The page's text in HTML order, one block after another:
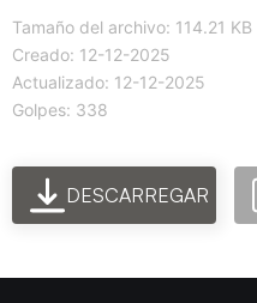
Tamaño del archivo: 114.21 KB
Creado: 12-12-2025
Actualizado: 12-12-2025
Golpes: 338
DESCARREGAR